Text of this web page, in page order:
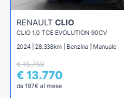
RENAULT CLIO
CLIO 1.0 TCE EVOLUTION 90CV
2024 | 28.338km | Benzina | Manuale
€ 15.759
€ 13.770
da 197€ al mese